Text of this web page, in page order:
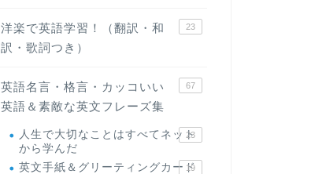
洋楽で英語学習！（翻訳・和
訳・歌詞つき）
23
英語名言・格言・カッコいい
英語＆素敵な英文フレーズ集
67
人生で大切なことはすべてネット
から学んだ
23
英文手紙＆グリーティングカード
19